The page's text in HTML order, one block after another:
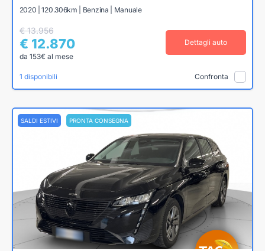
2020 | 120.306km | Benzina | Manuale
€ 13.956
€ 12.870
da 153€ al mese
Dettagli auto
1 disponibili Confronta
SALDI ESTIVI PRONTA CONSEGNA